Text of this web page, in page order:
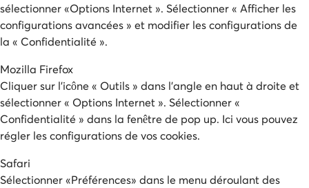
sélectionner «Options Internet ». Sélectionner « Afficher les
configurations avancées » et modifier les configurations de
la « Confidentialité ».
Mozilla Firefox
Cliquer sur l'icône « Outils » dans l’angle en haut à droite et
sélectionner « Options Internet ». Sélectionner «
Confidentialité » dans la fenêtre de pop up. Ici vous pouvez
régler les configurations de vos cookies.
Safari
Sélectionner «Préférences» dans le menu déroulant des